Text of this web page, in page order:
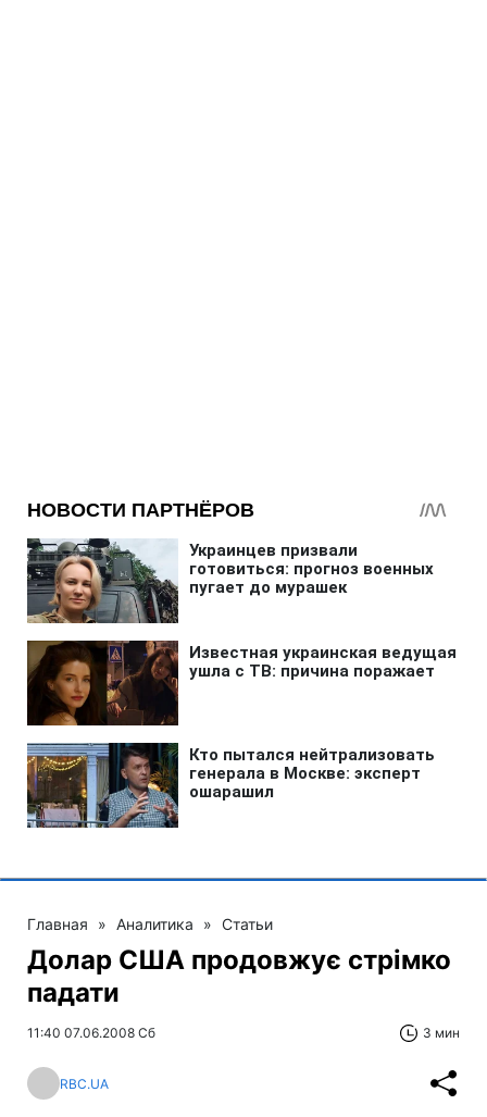
Главная » Аналитика » Статьи
Долар США продовжує стрімко
падати
11:40 07.06.2008 Сб 3 мин
RBC.UA